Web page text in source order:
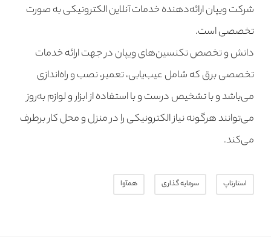
شرکت ویپان ارائه‌دهنده خدمات آنلاین الکترونیکی به صورت
تخصصی است.
دانش و تخصص تکنسین‌های ویپان در جهت ارائه خدمات
تخصصی برق که شامل عیب‌یابی، تعمیر، نصب و راه‌اندازی
می‌باشد و با تشخیص درست و با استفاده از ابزار و لوازم به‌روز
می‌توانند هرگونه نیاز الکترونیکی را در منزل و محل کار برطرف
می‌کند.
استارتاپ سرمایه گذاری همآوا